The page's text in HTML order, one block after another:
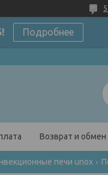
Подробнее
Возврат и обмен
печи unox